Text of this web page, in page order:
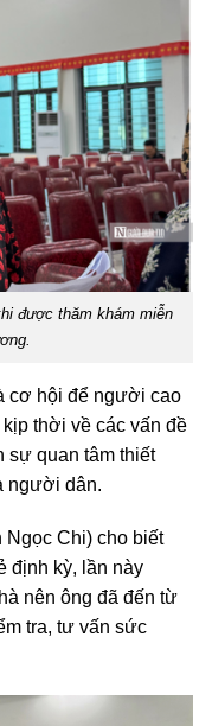
được thăm khám miễn
cơ hội để người cao
thời về các vấn đề
sự quan tâm thiết
người dân.
Ngọc Chi) cho biết
định kỳ, lần này
nên ông đã đến từ
tra, tư vấn sức